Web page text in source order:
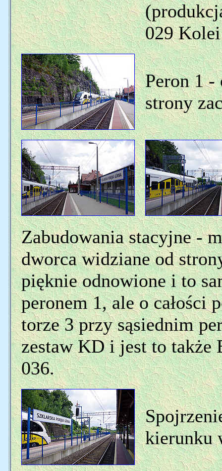
029
Peron 1 -
strony
Zabudowania stacyjne -
dworca widziane od
pięknie odnowione i to
peronem 1, ale o całości
torze 3 przy sąsiednim
zestaw KD i jest to także
036.
kierunku